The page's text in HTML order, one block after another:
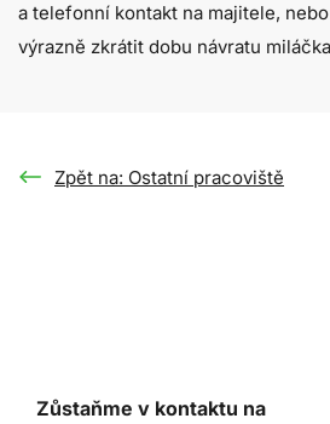
a telefonní kontakt na majitele,
výrazně zkrátit dobu návratu
Zpět na: Ostatní pracoviště
Zůstaňme v kontaktu na